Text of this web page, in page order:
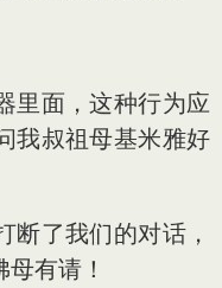
里面，这种行为应
我叔祖母基米雅好
断了我们的对话，
有请！